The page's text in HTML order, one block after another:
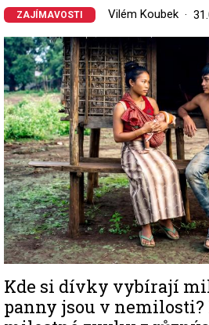
ZAJÍMAVOSTI Vilém Koubek
Image
Kde si dívky vybírají
panny jsou v